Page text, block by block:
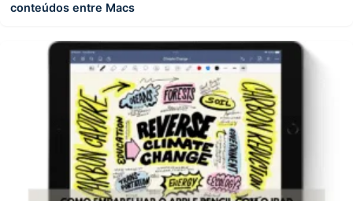
conteúdos entre Macs